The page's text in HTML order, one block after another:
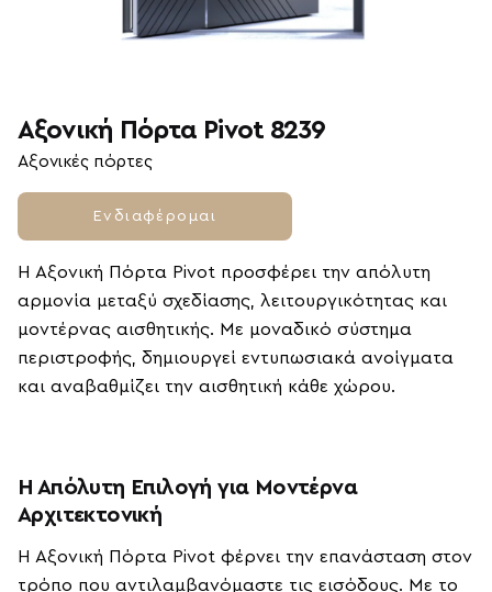
Αξονική Πόρτα Pivot 8239
Αξονικές πόρτες
Ενδιαφέρομαι
Η Αξονική Πόρτα Pivot προσφέρει την απόλυτη
αρμονία μεταξύ σχεδίασης, λειτουργικότητας και
μοντέρνας αισθητικής. Με μοναδικό σύστημα
περιστροφής, δημιουργεί εντυπωσιακά ανοίγματα
και αναβαθμίζει την αισθητική κάθε χώρου.
Η Απόλυτη Επιλογή για Μοντέρνα
Αρχιτεκτονική
Η Αξονική Πόρτα Pivot φέρνει την επανάσταση στον
τρόπο που αντιλαμβανόμαστε τις εισόδους. Με το